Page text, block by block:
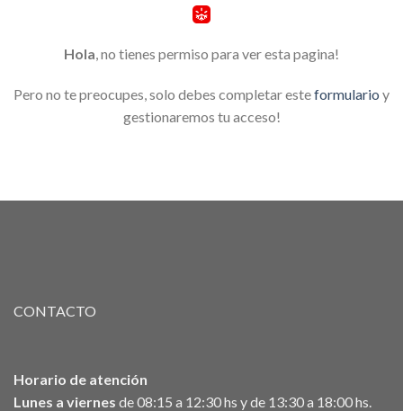
Hola , no tienes permiso para ver esta pagina!
Pero no te preocupes, solo debes completar esteformulario y
gestionaremos tu acceso!
CONTACTO
Horario de atención
Lunes a viernes de 08:15 a 12:30 hs y de 13:30 a 18:00 hs.